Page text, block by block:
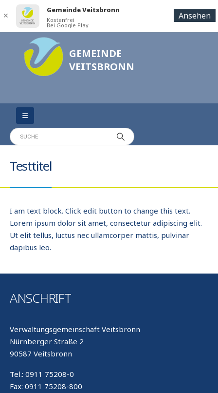
GEMEINDE
VEITSBRONN
Testtitel
I am text block. Click edit button to change this text.
Lorem ipsum dolor sit amet, consectetur adipiscing elit.
Ut elit tellus, luctus nec ullamcorper mattis, pulvinar
dapibus leo.
ANSCHRIFT
Verwaltungsgemeinschaft Veitsbronn
Nürnberger Straße 2
90587 Veitsbronn
Tel.: 0911 75208-0
Fax: 0911 75208-800
✕
Gemeinde Veitsbronn
Kostenfrei
Bei Google Play
Ansehen